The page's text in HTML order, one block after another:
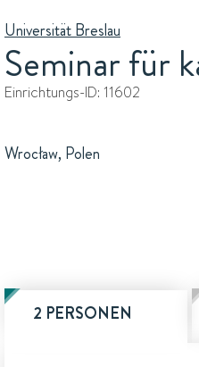
Universität Breslau
Seminar für
Einrichtungs-ID: 11602
Wrocław, Polen
2 PERSONEN